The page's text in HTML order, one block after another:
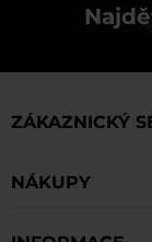
ZÁKAZNICKÝ
NÁKUPY